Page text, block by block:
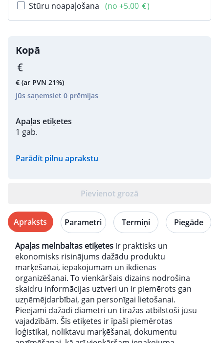
Stūru noapaļošana (no +5.00 )
Kopā
€ (ar PVN 21%)
Jūs saņemsiet 0 prēmijas
Apaļas etiķetes
1 gab.
Parādīt pilnu aprakstu
Pievienot grozā
Apraksts Parametri Termiņi Piegāde
Apaļas melnbaltas etiķetes ir praktisks un
ekonomisks risinājums dažādu produktu
marķēšanai, iepakojumam un ikdienas
organizēšanai. To vienkāršais dizains nodrošina
skaidru informācijas uztveri un ir piemērots gan
uzņēmējdarbībai, gan personīgai lietošanai.
Pieejami dažādi diametri un tirāžas atbilstoši jūsu
vajadzībām. Šīs etiķetes ir īpaši piemērotas
loģistikai, noliktavu marķēšanai, dokumentu